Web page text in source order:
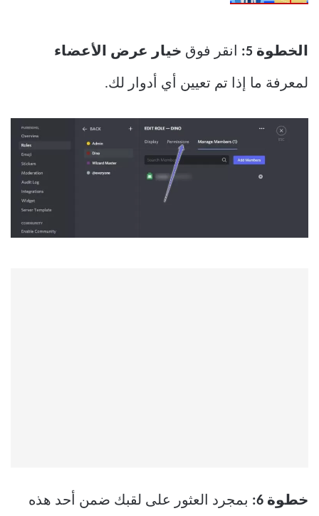
الخطوة 5: انقر فوق خيار عرض الأعضاء
لمعرفة ما إذا تم تعيين أي أدوار لك.
خطوة 6: بمجرد العثور على لقبك ضمن أحد هذه